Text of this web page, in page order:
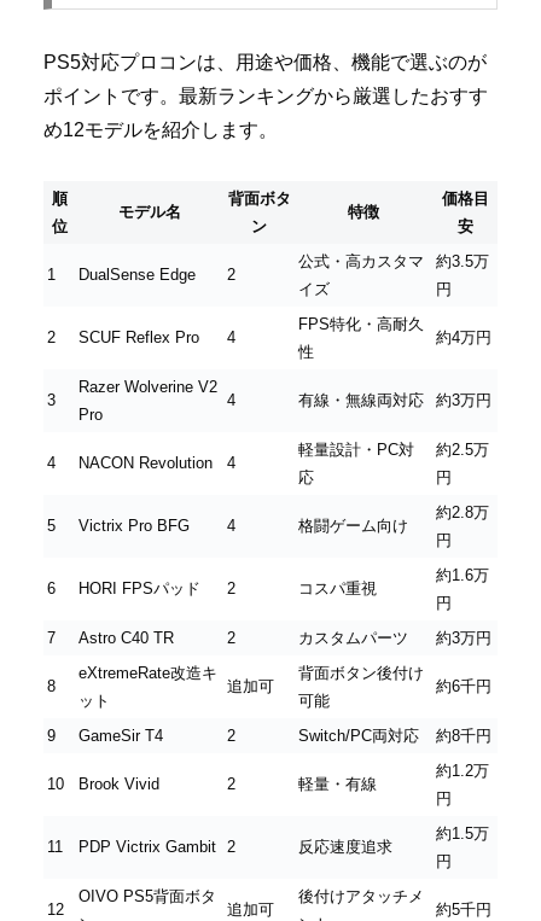
PS5対応プロコンは、用途や価格、機能で選ぶのが
ポイントです。最新ランキングから厳選したおすす
め12モデルを紹介します。
順
位
モデル名
背面ボタ
ン
特徴
価格目
安
1 DualSense Edge 2
公式・高カスタマ
イズ
約3.5万
円
2 SCUF Reflex Pro 4
FPS特化・高耐久
性
約4万円
3
Razer Wolverine V2
Pro
4 有線・無線両対応 約3万円
4 NACON Revolution 4
軽量設計・PC対
応
約2.5万
円
5 Victrix Pro BFG 4 格闘ゲーム向け
約2.8万
円
6 HORI FPSパッド 2 コスパ重視
約1.6万
円
7
Astro C40 TR 2 カスタムパーツ 約3万円
8
eXtremeRate改造キ
ット
追加可
背面ボタン後付け
可能
約6千円
9 GameSir T4 2 Switch/PC両対応 約8千円
10 Brook Vivid 2 軽量・有線
約1.2万
円
11 PDP Victrix Gambit 2 反応速度追求
約1.5万
円
12
OIVO PS5背面ボタ
追加可
後付けアタッチメ
約5千円